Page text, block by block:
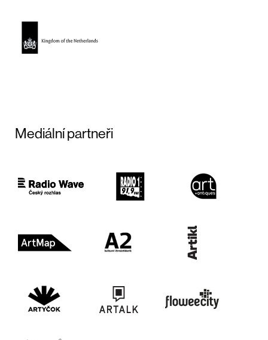
Mediální partneři